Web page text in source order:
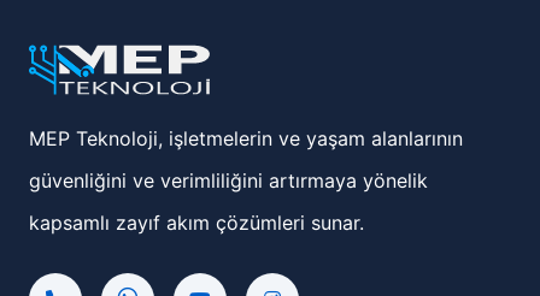
MEP Teknoloji, işletmelerin ve yaşam alanlarının
güvenliğini ve verimliliğini artırmaya yönelik
kapsamlı zayıf akım çözümleri sunar.